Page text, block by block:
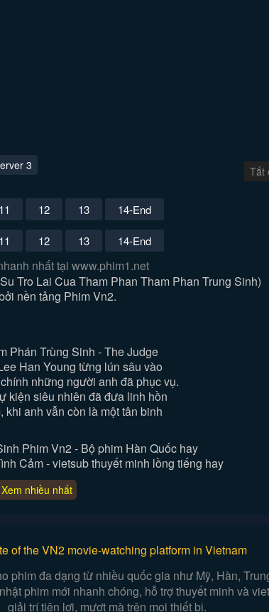
3 Tắt
11 12 13 14-End
11 12 13 14-End
nhất tại www.phim1.net
Tro Lai Cua Tham Phan Tham Phan Trung Sinh)
nền tảng Phim Vn2.
Phán Trùng Sinh - The Judge
Han Young từng lún sâu vào
những người anh đã phục vụ.
kiện siêu nhiên đã đưa linh hồn
khi anh vẫn còn là một tân binh
Phim Vn2 - Bộ phim Hàn Quốc hay
Cảm - vietsub thuyết minh lồng tiếng hay
Xem nhiều nhất
of the VN2 movie-watching platform in Vietnam
phim đa dạng từ nhiều quốc gia như Mỹ, Hàn,
phim mới nhanh chóng, hỗ trợ thuyết minh và
giải trí tiện lợi, mượt mà trên mọi thiết bị.